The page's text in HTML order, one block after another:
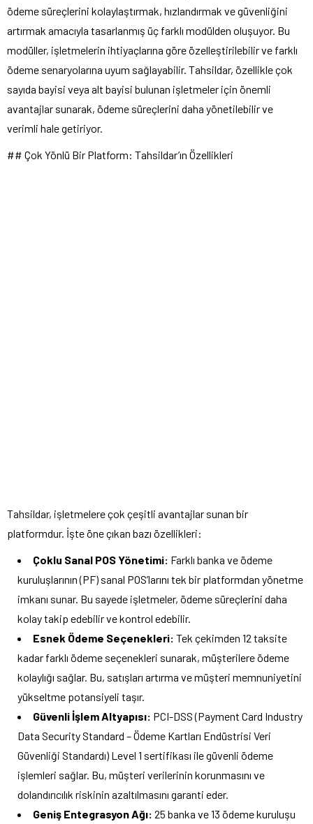
ödeme süreçlerini kolaylaştırmak, hızlandırmak ve güvenliğini
artırmak amacıyla tasarlanmış üç farklı modülden oluşuyor. Bu
modüller, işletmelerin ihtiyaçlarına göre özelleştirilebilir ve farklı
ödeme senaryolarına uyum sağlayabilir. Tahsildar, özellikle çok
sayıda bayisi veya alt bayisi bulunan işletmeler için önemli
avantajlar sunarak, ödeme süreçlerini daha yönetilebilir ve
verimli hale getiriyor.
## Çok Yönlü Bir Platform: Tahsildar’ın Özellikleri
Tahsildar, işletmelere çok çeşitli avantajlar sunan bir
platformdur. İşte öne çıkan bazı özellikleri:
Çoklu Sanal POS Yönetimi: Farklı banka ve ödeme
kuruluşlarının (PF) sanal POS’larını tek bir platformdan yönetme
imkanı sunar. Bu sayede işletmeler, ödeme süreçlerini daha
kolay takip edebilir ve kontrol edebilir.
Esnek Ödeme Seçenekleri: Tek çekimden 12 taksite
kadar farklı ödeme seçenekleri sunarak, müşterilere ödeme
kolaylığı sağlar. Bu, satışları artırma ve müşteri memnuniyetini
yükseltme potansiyeli taşır.
Güvenli İşlem Altyapısı: PCI-DSS (Payment Card Industry
Data Security Standard – Ödeme Kartları Endüstrisi Veri
Güvenliği Standardı) Level 1 sertifikası ile güvenli ödeme
işlemleri sağlar. Bu, müşteri verilerinin korunmasını ve
dolandırıcılık riskinin azaltılmasını garanti eder.
Geniş Entegrasyon Ağı: 25 banka ve 13 ödeme kuruluşu